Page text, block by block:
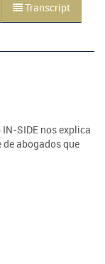
Transcript
SIDE nos explica
abogados que